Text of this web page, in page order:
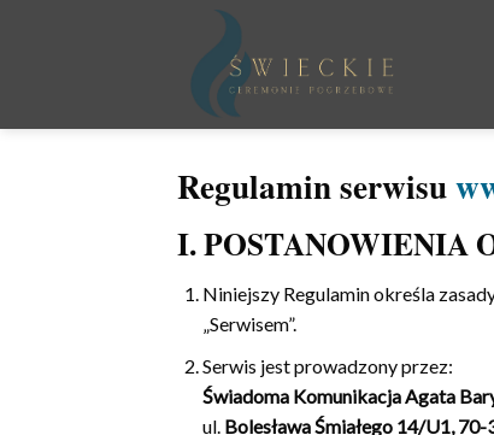
Regulamin serwisu
I. POSTANOWIENIA
Niniejszy Regulamin określa
„Serwisem”.
Serwis jest prowadzony przez:
Świadoma Komunikacja Agata
ul. Bolesława Śmiałego 14/U1,